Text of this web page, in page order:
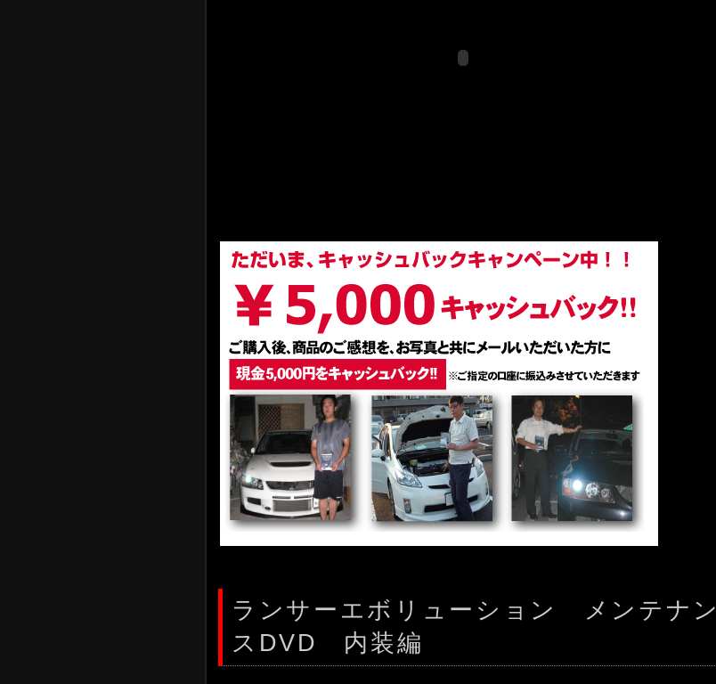
ランサーエボリューション メンテナン
スDVD 内装編